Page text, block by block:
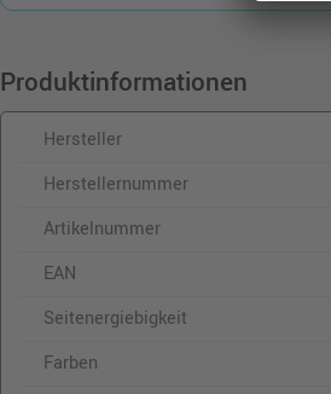
Produktinformationen
Hersteller
Herstellernummer
Artikelnummer
EAN
Seitenergiebigkeit
Farben